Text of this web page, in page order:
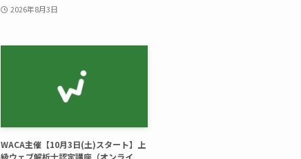
2026年8月3日
WACA主催【10月3日(土)スタート】上